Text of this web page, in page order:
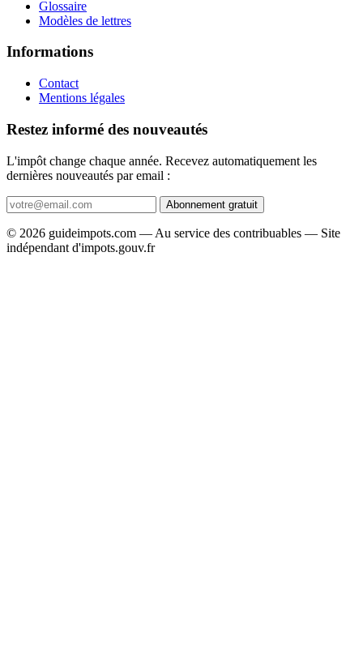
Glossaire
Modèles de lettres
Informations
Contact
Mentions légales
Restez informé des nouveautés
L'impôt change chaque année. Recevez automatiquement les
dernières nouveautés par email :
Abonnement gratuit
© 2026 guideimpots.com — Au service des contribuables — Site
indépendant d'impots.gouv.fr